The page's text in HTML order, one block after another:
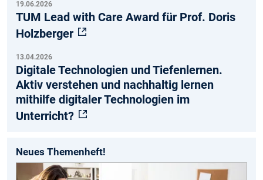
19.06.2026
TUM Lead with Care Award für Prof. Doris
Holzberger
13.04.2026
Digitale Technologien und Tiefenlernen.
Aktiv verstehen und nachhaltig lernen
mithilfe digitaler Technologien im
Unterricht?
Neues Themenheft!